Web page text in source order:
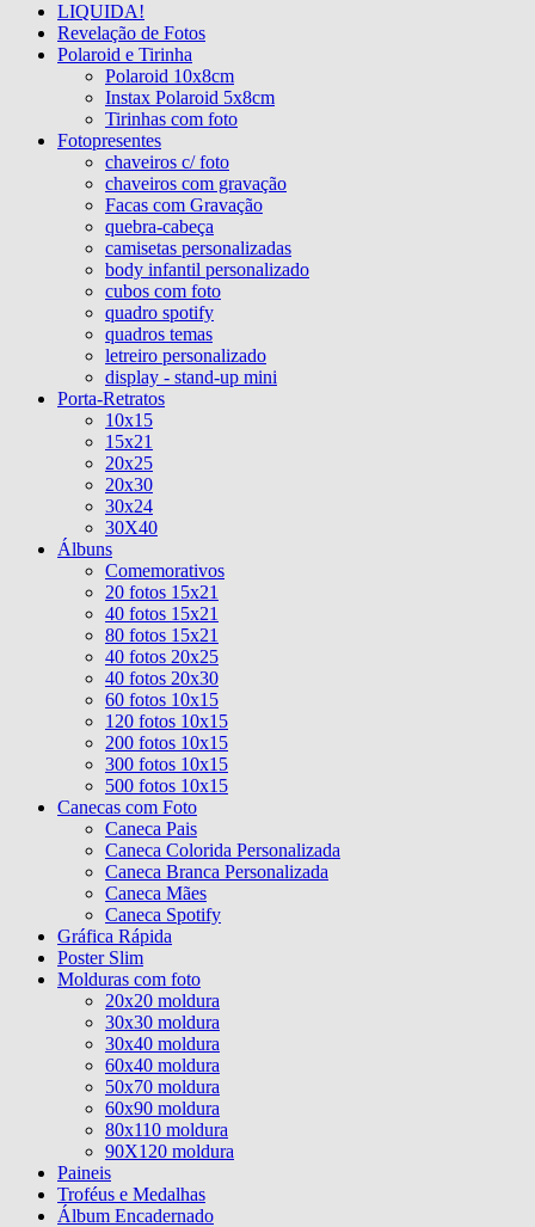
LIQUIDA!
Revelação de Fotos
Polaroid e Tirinha
Polaroid 10x8cm
Instax Polaroid 5x8cm
Tirinhas com foto
Fotopresentes
chaveiros c/ foto
chaveiros com gravação
Facas com Gravação
quebra-cabeça
camisetas personalizadas
body infantil personalizado
cubos com foto
quadro spotify
quadros temas
letreiro personalizado
display - stand-up mini
Porta-Retratos
10x15
15x21
20x25
20x30
30x24
30X40
Álbuns
Comemorativos
20 fotos 15x21
40 fotos 15x21
80 fotos 15x21
40 fotos 20x25
40 fotos 20x30
60 fotos 10x15
120 fotos 10x15
200 fotos 10x15
300 fotos 10x15
500 fotos 10x15
Canecas com Foto
Caneca Pais
Caneca Colorida Personalizada
Caneca Branca Personalizada
Caneca Mães
Caneca Spotify
Gráfica Rápida
Poster Slim
Molduras com foto
20x20 moldura
30x30 moldura
30x40 moldura
60x40 moldura
50x70 moldura
60x90 moldura
80x110 moldura
90X120 moldura
Paineis
Troféus e Medalhas
Álbum Encadernado